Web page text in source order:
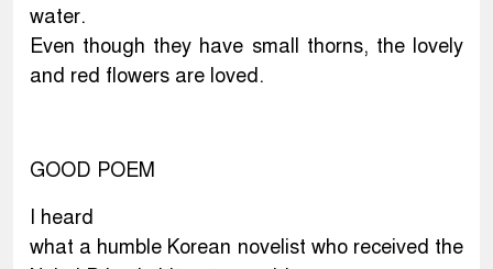
water.
Even though they have small thorns, the lovely
and red flowers are loved.
GOOD POEM
I heard
what a humble Korean novelist who received the